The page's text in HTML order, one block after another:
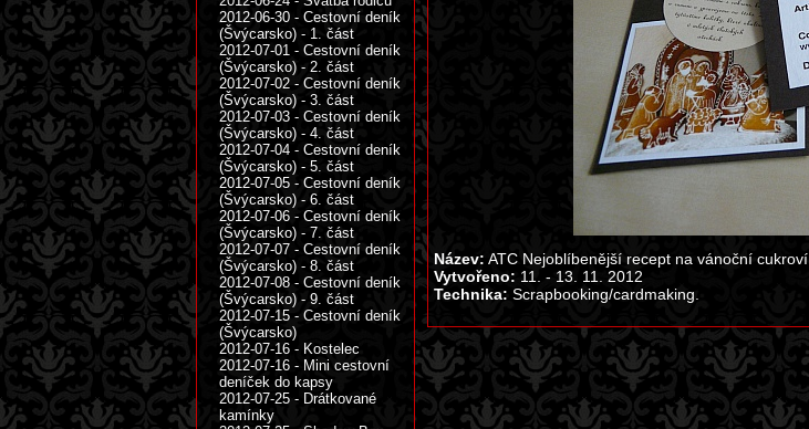
Název: ATC Nejoblíbenější recept na vánoční cukroví
Vytvořeno: 11. - 13. 11. 2012
Technika: Scrapbooking/cardmaking.
2012-06-30 - Cestovní deník
(Švýcarsko) - 1. část
2012-07-01 - Cestovní deník
(Švýcarsko) - 2. část
2012-07-02 - Cestovní deník
(Švýcarsko) - 3. část
2012-07-03 - Cestovní deník
(Švýcarsko) - 4. část
2012-07-04 - Cestovní deník
(Švýcarsko) - 5. část
2012-07-05 - Cestovní deník
(Švýcarsko) - 6. část
2012-07-06 - Cestovní deník
(Švýcarsko) - 7. část
2012-07-07 - Cestovní deník
(Švýcarsko) - 8. část
2012-07-08 - Cestovní deník
(Švýcarsko) - 9. část
2012-07-15 - Cestovní deník
(Švýcarsko)
2012-07-16 - Kostelec
2012-07-16 - Mini cestovní
deníček do kapsy
2012-07-25 - Drátkované
kamínky